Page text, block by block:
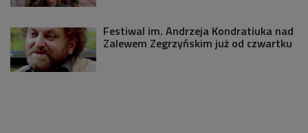
Festiwal im. Andrzeja Kondratiuka nad
Zalewem Zegrzyńskim już od czwartku